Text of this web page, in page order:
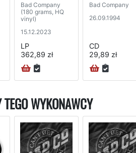
Bad Company
(180 grams, HQ
vinyl)
15.12.2023
LP
362,89 zł
Bad Company
26.09.1994
CD
29,89 zł
TEGO WYKONAWCY